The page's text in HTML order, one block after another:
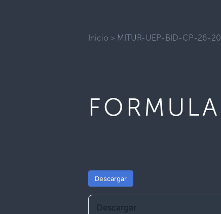
Inicio > MITUR-UEP-BID-CP-26-
Descargar
Descargar